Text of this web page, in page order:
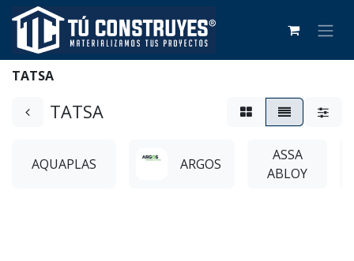
TATSA
TATSA
AQUAPLAS ARGOS
ASSA
ABLOY